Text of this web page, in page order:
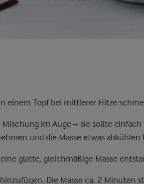
einem Topf bei mittlerer Hitze
im Auge – sie sollte einfach
und die Masse etwas abkühlen
glatte, gleichmäßige Masse
Die Masse ca. 2 Minuten